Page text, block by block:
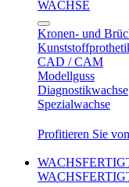
WACHSE
Kronen- und
CAD / CAM
Modellguss
Diagnostikwachse
Spezialwachse
Profitieren Sie